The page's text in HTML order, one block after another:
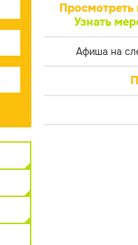
Просмотреть
Узнать
Афиша на